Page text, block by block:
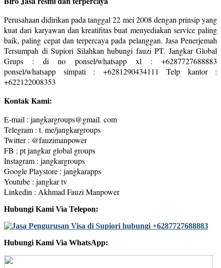
Perusahaan didirikan pada tanggal 22 mei 2008 dengan prinsip yang
kuat dari karyawan dan kreatifitas buat menyediakan service paling
baik, paling cepat dan terpercaya pada pelanggan. Jasa Penerjemah
Tersumpah di Supiori Silahkan hubungi fauzi PT. Jangkar Global
Grups : di no ponsel/whatsapp xl : +6287727688883
ponsel/whatsapp simpati : +6281290434111 Telp kantor :
+622122008353
Kontak Kami:
E-mail : jangkargroups@gmail. com
Telegram : t. me/jangkargroups
Twitter : @fauzimanpower
FB : pt jangkar global groups
Instagram : jangkargroups
Google Playstore : jangkarapps
Youtube : jangkar tv
Linkedin : Akhmad Fauzi Manpower
Hubungi Kami Via Telepon:
Hubungi Kami Via WhatsApp: